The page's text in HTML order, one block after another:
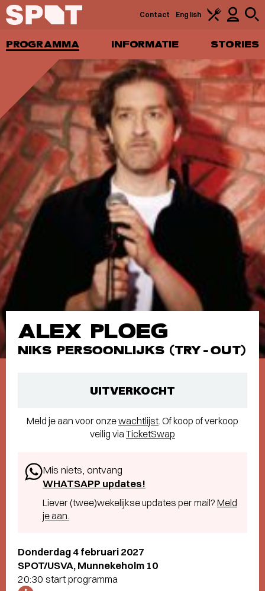
PROGRAMMA INFORMATIE STORIES
Contact English
ALEX PLOEG
NIKS PERSOONLIJKS (TRY-OUT)
Donderdag 4 februari 2027
SPOT/USVA, Munnekeholm 10
20:30 start programma
UITVERKOCHT
Meld je aan voor onzewachtlijst. Of koop of verkoop
veilig viaTicketSwap
Mis niets, ontvang
WHATSAPP updates!
Liever (twee)wekelijkse updates per mail? Meld
je aan.